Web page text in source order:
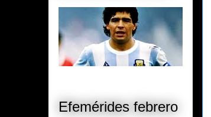
Efemérides febrero